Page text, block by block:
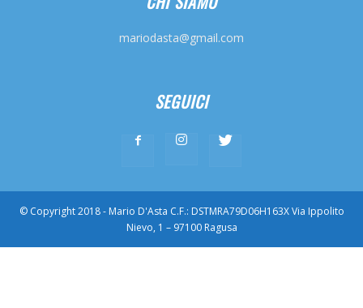
mariodasta@gmail.com
SEGUICI
© Copyright 2018 - Mario D'Asta C.F.: DSTMRA79D06H163X Via Ippolito
Nievo, 1 – 97100 Ragusa